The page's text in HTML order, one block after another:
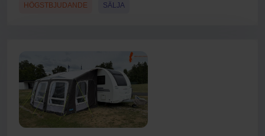
HÖGSTBJUDANDE SÄLJA